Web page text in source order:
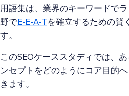
用語集は、業界のキーワードで
野でE-E-A-Tを確立するための賢
す。
このSEOケーススタディでは、
ンセプトをどのようにコア目的
きます。